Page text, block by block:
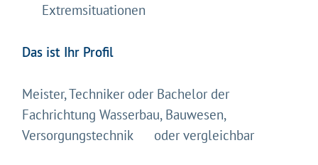
Extremsituationen
Das ist Ihr Profil
Meister, Techniker oder Bachelor der
Fachrichtung Wasserbau, Bauwesen,
Versorgungstechnik oder vergleichbar